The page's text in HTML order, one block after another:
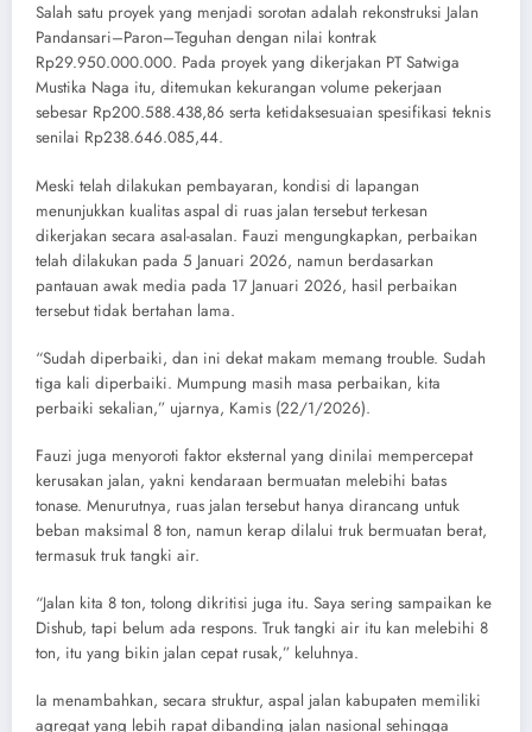
Salah satu proyek yang menjadi sorotan adalah rekonstruksi Jalan
Pandansari–Paron–Teguhan dengan nilai kontrak
Rp29.950.000.000. Pada proyek yang dikerjakan PT Satwiga
Mustika Naga itu, ditemukan kekurangan volume pekerjaan
sebesar Rp200.588.438,86 serta ketidaksesuaian spesifikasi teknis
senilai Rp238.646.085,44.
Meski telah dilakukan pembayaran, kondisi di lapangan
menunjukkan kualitas aspal di ruas jalan tersebut terkesan
dikerjakan secara asal-asalan. Fauzi mengungkapkan, perbaikan
telah dilakukan pada 5 Januari 2026, namun berdasarkan
pantauan awak media pada 17 Januari 2026, hasil perbaikan
tersebut tidak bertahan lama.
“Sudah diperbaiki, dan ini dekat makam memang trouble. Sudah
tiga kali diperbaiki. Mumpung masih masa perbaikan, kita
perbaiki sekalian,” ujarnya, Kamis (22/1/2026).
Fauzi juga menyoroti faktor eksternal yang dinilai mempercepat
kerusakan jalan, yakni kendaraan bermuatan melebihi batas
tonase. Menurutnya, ruas jalan tersebut hanya dirancang untuk
beban maksimal 8 ton, namun kerap dilalui truk bermuatan berat,
termasuk truk tangki air.
“Jalan kita 8 ton, tolong dikritisi juga itu. Saya sering sampaikan ke
Dishub, tapi belum ada respons. Truk tangki air itu kan melebihi 8
ton, itu yang bikin jalan cepat rusak,” keluhnya.
Ia menambahkan, secara struktur, aspal jalan kabupaten memiliki
agregat yang lebih rapat dibanding jalan nasional sehingga